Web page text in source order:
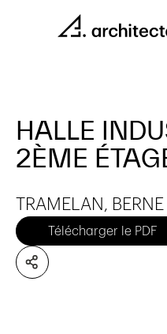
HALLE
2ÈME
TRAMELAN, BERNE
Télécharger le PDF